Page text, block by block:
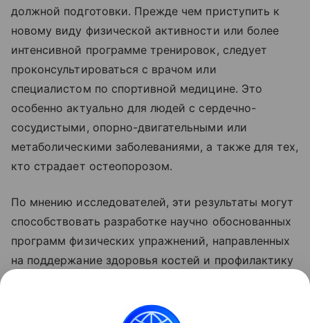
должной подготовки. Прежде чем приступить к
новому виду физической активности или более
интенсивной программе тренировок, следует
проконсультироваться с врачом или
специалистом по спортивной медицине. Это
особенно актуально для людей с сердечно-
сосудистыми, опорно-двигательными или
метаболическими заболеваниями, а также для тех,
кто страдает остеопорозом.
По мнению исследователей, эти результаты могут
способствовать разработке научно обоснованных
программ физических упражнений, направленных
на поддержание здоровья костей и профилактику
рассказывали, как силовые тренировки